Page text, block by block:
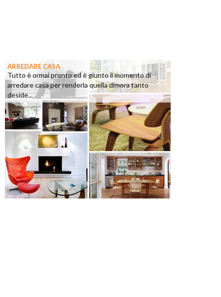
ARREDARE CASA
Tutto è ormai pronto ed è giunto il momento di
arredare casa per renderla quella dimora tanto
deside...